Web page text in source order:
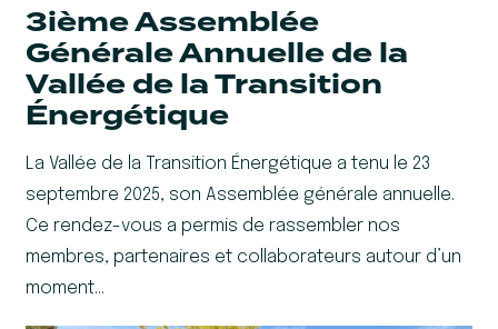
3ième Assemblée
Générale Annuelle de la
Vallée de la Transition
Énergétique
La Vallée de la Transition Énergétique a tenu le 23
septembre 2025, son Assemblée générale annuelle.
Ce rendez-vous a permis de rassembler nos
membres, partenaires et collaborateurs autour d’un
moment…